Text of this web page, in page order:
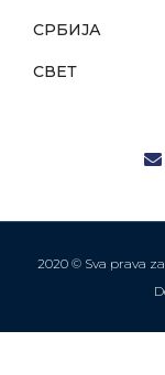
СРБИЈА
СВЕТ
2020 © Sva prava